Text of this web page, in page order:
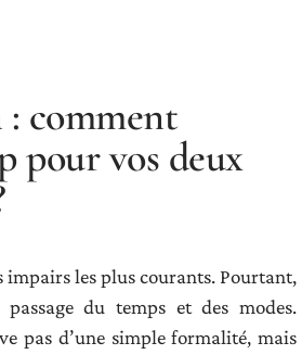
: comment
pour vos deux
impairs les plus courants. Pourtant,
du temps et des modes.
pas d’une simple formalité, mais